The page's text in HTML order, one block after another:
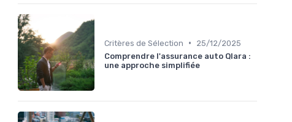
Critères de Sélection •
25/12/2025
Comprendre l'assurance auto Qlara :
une approche simplifiée